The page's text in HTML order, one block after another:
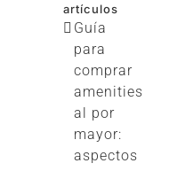
artículos
Guía
para
comprar
amenities
al por
mayor:
aspectos